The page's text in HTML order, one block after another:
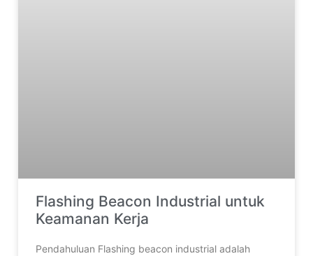
Flashing Beacon Industrial untuk
Keamanan Kerja
Pendahuluan Flashing beacon industrial adalah